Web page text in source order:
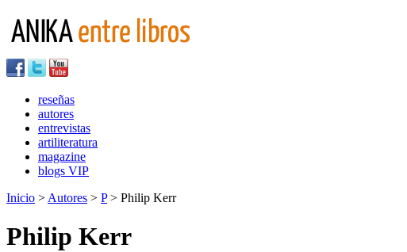
reseñas
autores
entrevistas
artiliteratura
magazine
blogs VIP
Inicio > Autores > P> Philip Kerr
Philip Kerr